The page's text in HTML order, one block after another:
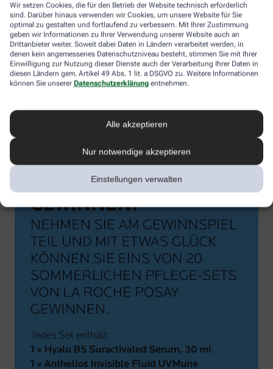
Wir setzen Cookies, die für den Betrieb der Website technisch erforderlich
sind. Darüber hinaus verwenden wir Cookies, um unsere Website für Sie
optimal zu gestalten und fortlaufend zu verbessern. Mit Ihrer Zustimmung
geben wir Informationen zu Ihrer Verwendung unserer Website auch an
Drittanbieter weiter. Soweit dabei Daten in Ländern verarbeitet werden, in
denen kein angemessenes Datenschutzniveau besteht, stimmen Sie mit Ihrer
Einwilligung zur Nutzung dieser Dienste auch der Verarbeitung Ihrer Daten in
diesen Ländern gem. Artikel 49 Abs. 1 lit. a DSGVO zu. Weitere Informationen
können Sie unserer Datenschutzerklärung entnehmen.
Alle akzeptieren
Nur notwendige akzeptieren
Einstellungen verwalten